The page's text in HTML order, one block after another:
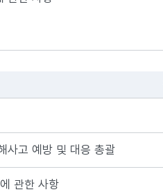
사고 예방 및 대응 총괄
관한 사항